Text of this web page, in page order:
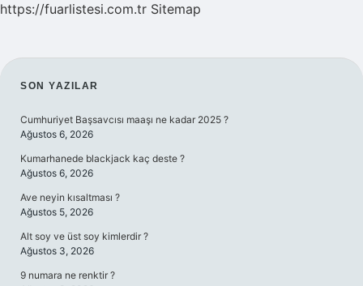
https://fuarlistesi.com.tr Sitemap
SIDEBAR
SON YAZILAR
Cumhuriyet Başsavcısı maaşı ne kadar 2025 ?
Ağustos 6, 2026
Kumarhanede blackjack kaç deste ?
Ağustos 6, 2026
Ave neyin kısaltması ?
Ağustos 5, 2026
Alt soy ve üst soy kimlerdir ?
Ağustos 3, 2026
9 numara ne renktir ?